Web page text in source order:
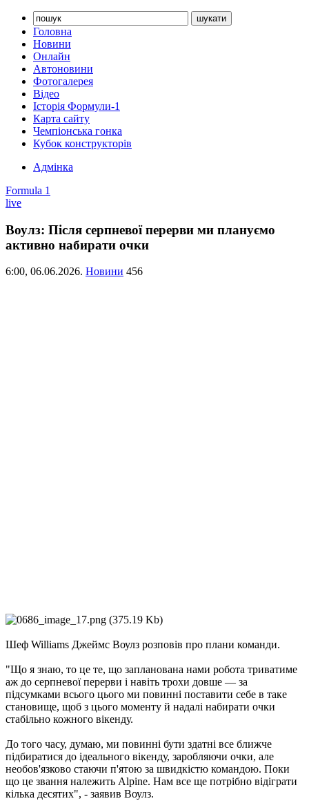
Головна
Новини
Онлайн
Автоновини
Фотогалерея
Відео
Історія Формули-1
Карта сайту
Чемпіонська гонка
Кубок конструкторів
Адмінка
Formula 1
live
Воулз: Після серпневої перерви ми плануємо
активно набирати очки
6:00, 06.06.2026. Новини 456
Шеф Williams Джеймс Воулз розповів про плани команди.
"Що я знаю, то це те, що запланована нами робота триватиме
аж до серпневої перерви і навіть трохи довше — за
підсумками всього цього ми повинні поставити себе в таке
становище, щоб з цього моменту й надалі набирати очки
стабільно кожного вікенду.
До того часу, думаю, ми повинні бути здатні все ближче
підбиратися до ідеального вікенду, заробляючи очки, але
необов'язково стаючи п'ятою за швидкістю командою. Поки
що це звання належить Alpine. Нам все ще потрібно відіграти
кілька десятих", - заявив Воулз.